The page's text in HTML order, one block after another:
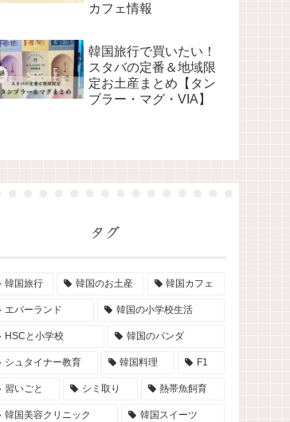
カフェ情報
韓国旅行で買いたい！
スタバの定番＆地域限
定お土産まとめ【タン
ブラー・マグ・VIA】
タグ
韓国旅行 韓国のお土産 韓国カフェ
エバーランド 韓国の小学校生活
HSCと小学校 韓国のパンダ
シュタイナー教育 韓国料理 F1
習いごと シミ取り 熱帯魚飼育
韓国美容クリニック 韓国スイーツ